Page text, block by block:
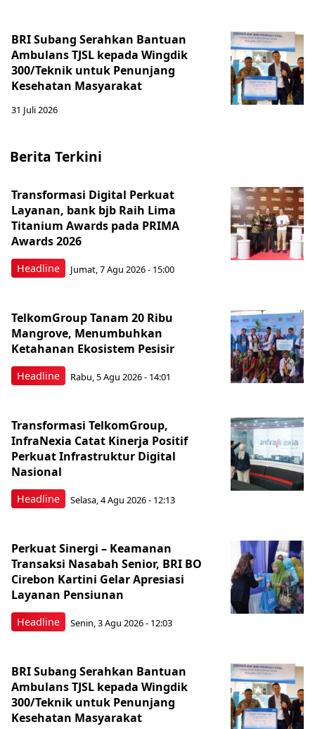
BRI Subang Serahkan Bantuan
Ambulans TJSL kepada Wingdik
300/Teknik untuk Penunjang
Kesehatan Masyarakat ​
31 Juli 2026
Berita Terkini
Headline
Transformasi Digital Perkuat
Layanan, bank bjb Raih Lima
Titanium Awards pada PRIMA
Awards 2026
Jumat, 7 Agu 2026 - 15:00
Headline
TelkomGroup Tanam 20 Ribu
Mangrove, Menumbuhkan
Ketahanan Ekosistem Pesisir
Rabu, 5 Agu 2026 - 14:01
Headline
Transformasi TelkomGroup,
InfraNexia Catat Kinerja Positif
Perkuat Infrastruktur Digital
Nasional
Selasa, 4 Agu 2026 - 12:13
Headline
Perkuat Sinergi – Keamanan
Transaksi Nasabah Senior, BRI BO
Cirebon Kartini Gelar Apresiasi
Layanan Pensiunan
Senin, 3 Agu 2026 - 12:03
BRI Subang Serahkan Bantuan
Ambulans TJSL kepada Wingdik
300/Teknik untuk Penunjang
Kesehatan Masyarakat ​